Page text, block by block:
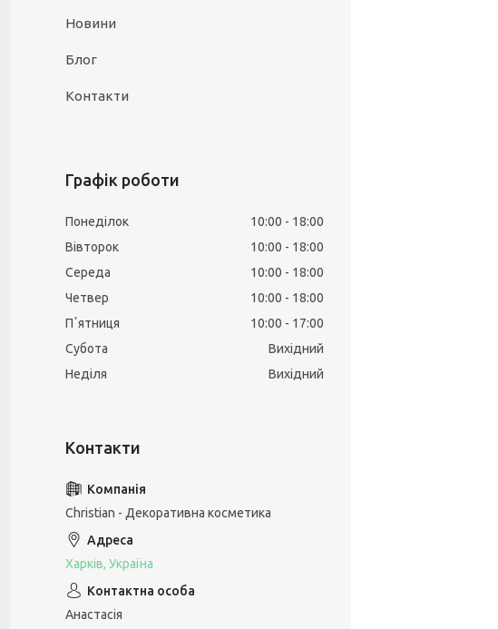
Новини
Блог
Контакти
Графік роботи
Понеділок 10:00
18:00
Вівторок
10:00
18:00
Середа
10:00
18:00
Четвер
10:00
18:00
Пʼятниця
10:00
17:00
Субота
Вихідний
Неділя
Вихідний
Christian - Декоративна косметика
Харків, Україна
Анастасія